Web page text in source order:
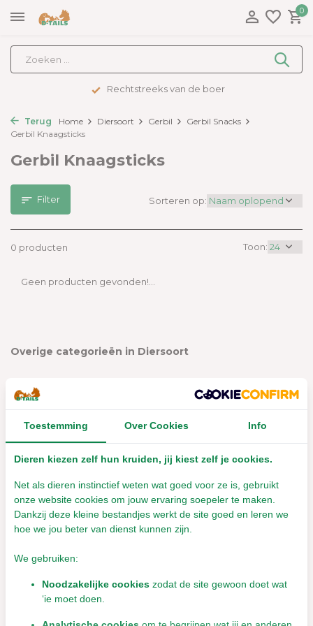
0
Rechtstreeks van de boer
Terug Home Diersoort Gerbil
Gerbil Snacks
Gerbil Knaagsticks
Gerbil Knaagsticks
Filter
0 producten Toon:
Sorteren op:
Geen producten gevonden!...
Overige categorieën in Diersoort
Toestemming Over Cookies Info
Dieren kiezen zelf hun kruiden, jij kiest zelf je cookies.
Net als dieren instinctief weten wat goed voor ze is, gebruikt
onze website cookies om jouw ervaring soepeler te maken.
Dankzij deze kleine bestandjes werkt de site goed en leren we
hoe we jou beter van dienst kunnen zijn.
We gebruiken:
Noodzakelijke cookies zodat de site gewoon doet wat
‘ie moet doen.